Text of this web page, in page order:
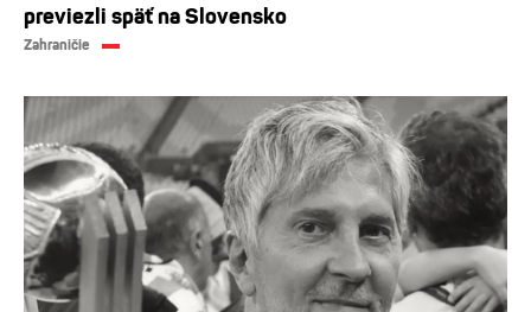
previezli späť na Slovensko
Zahraničie